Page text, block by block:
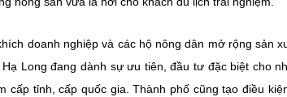
doanh nghiệp và các hộ nông dân mở rộng sản
Long đang dành sự ưu tiên, đầu tư đặc biệt cho
cấp tỉnh, cấp quốc gia. Thành phố cũng tạo điều